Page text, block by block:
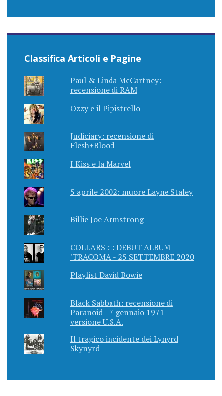
Classifica Articoli e Pagine
Paul & Linda McCartney:
recensione di RAM
Ozzy e il Pipistrello
Judiciary: recensione di
Flesh+Blood
I Kiss e la Marvel
5 aprile 2002: muore Layne Staley
Billie Joe Armstrong
COLLARS ::: DEBUT ALBUM
'TRACOMA' - 25 SETTEMBRE 2020
Playlist David Bowie
Black Sabbath: recensione di
Paranoid - 7 gennaio 1971 -
versione U.S.A.
Il tragico incidente dei Lynyrd
Skynyrd